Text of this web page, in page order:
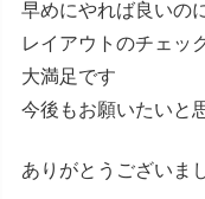
早めにやれば良いの
レイアウトのチェッ
大満足です
今後もお願いたいと
ありがとうございま